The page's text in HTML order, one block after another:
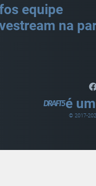
equipe
na
é
© 2017-